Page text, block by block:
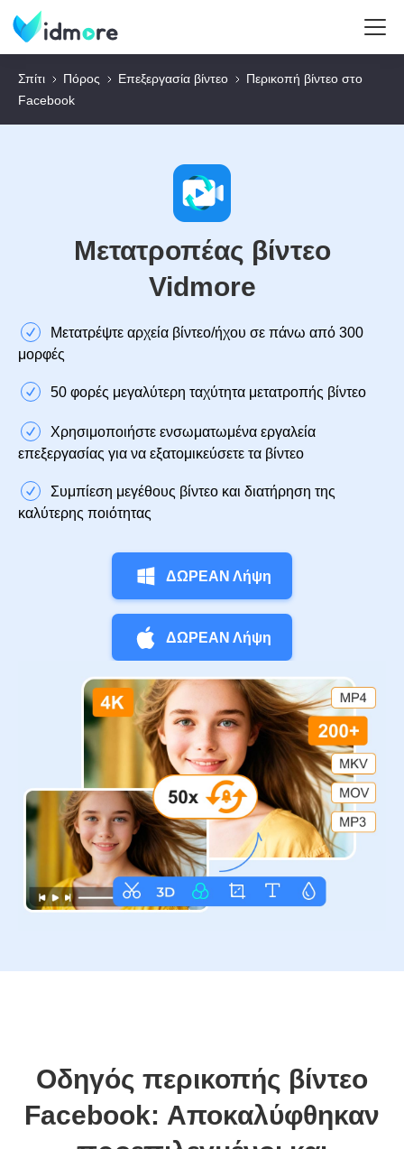
Σπίτι Πόρος Επεξεργασία βίντεο
Περικοπή βίντεο στο
Facebook
Μετατροπέας βίντεο
Vidmore
Μετατρέψτε αρχεία βίντεο/ήχου σε πάνω από 300
μορφές
50 φορές μεγαλύτερη ταχύτητα μετατροπής βίντεο
Χρησιμοποιήστε ενσωματωμένα εργαλεία
επεξεργασίας για να εξατομικεύσετε τα βίντεο
Συμπίεση μεγέθους βίντεο και διατήρηση της
καλύτερης ποιότητας
ΔΩΡΕΑΝ Λήψη
ΔΩΡΕΑΝ Λήψη
Οδηγός περικοπής βίντεο
Facebook: Αποκαλύφθηκαν